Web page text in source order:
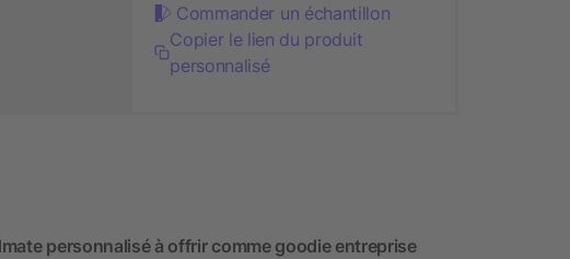
Commander un échantillon
Copier le lien du produit
personnalisé
personnalisé à offrir comme goodie entreprise